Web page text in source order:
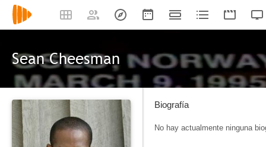
Sean Cheesman
Biografía
No hay actualmente ninguna